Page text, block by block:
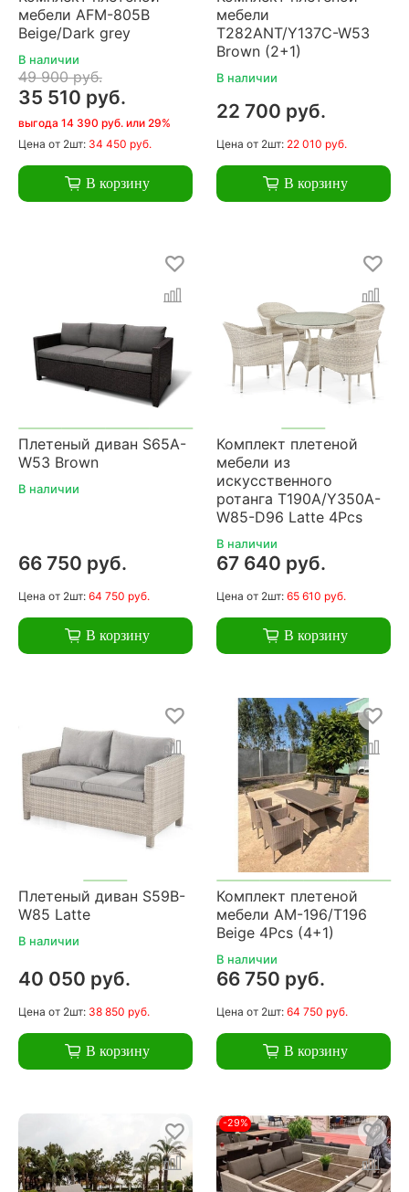
мебели AFM-805B
Beige/Dark grey
В наличии
49 900 руб.
35 510 руб.
выгода 14 390 руб. или 29%
Цена от 2шт: 34 450 руб.
В корзину
мебели
T282ANT/Y137C-W53
Brown (2+1)
В наличии
22 700 руб.
Цена от 2шт: 22 010 руб.
В корзину
Плетеный диван S65A-
W53 Brown
В наличии
66 750 руб.
Цена от 2шт: 64 750 руб.
В корзину
Комплект плетеной
мебели из
искусственного
ротанга T190A/Y350A-
W85-D96 Latte 4Pcs
В наличии
67 640 руб.
Цена от 2шт: 65 610 руб.
В корзину
Плетеный диван S59B-
W85 Latte
В наличии
40 050 руб.
Цена от 2шт: 38 850 руб.
В корзину
Комплект плетеной
мебели AM-196/T196
Beige 4Pcs (4+1)
В наличии
66 750 руб.
Цена от 2шт: 64 750 руб.
В корзину
-29%